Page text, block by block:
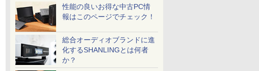
性能の良いお得な中古PC情
報はこのページでチェック！
総合オーディオブランドに進
化するSHANLINGとは何者
か？